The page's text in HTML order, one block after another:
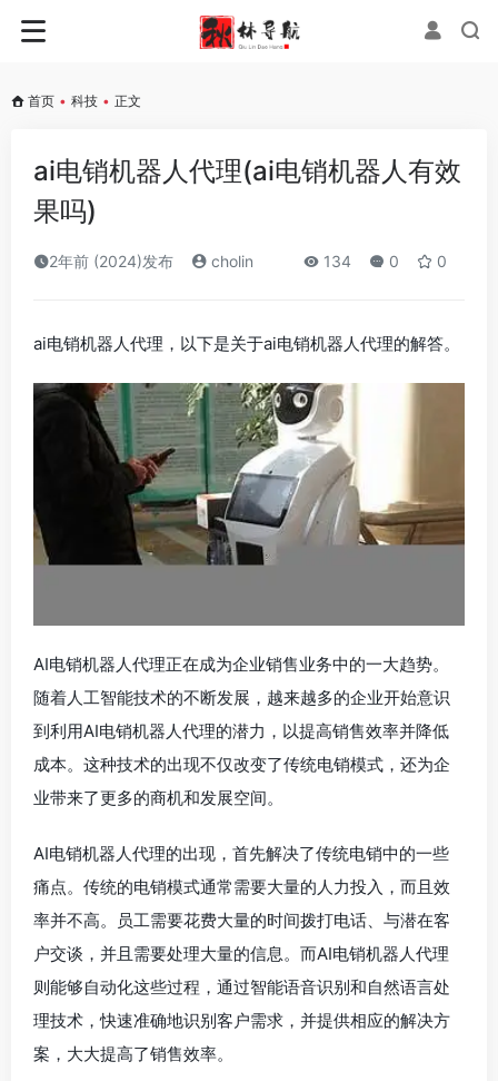
首页 • 科技 • 正文
ai电销机器人代理(ai电销机器人有效
果吗)
2年前 (2024)发布 cholin 134 0 0
ai电销机器人代理，以下是关于ai电销机器人代理的解答。
AI电销机器人代理正在成为企业销售业务中的一大趋势。
随着人工智能技术的不断发展，越来越多的企业开始意识
到利用AI电销机器人代理的潜力，以提高销售效率并降低
成本。这种技术的出现不仅改变了传统电销模式，还为企
业带来了更多的商机和发展空间。
AI电销机器人代理的出现，首先解决了传统电销中的一些
痛点。传统的电销模式通常需要大量的人力投入，而且效
率并不高。员工需要花费大量的时间拨打电话、与潜在客
户交谈，并且需要处理大量的信息。而AI电销机器人代理
则能够自动化这些过程，通过智能语音识别和自然语言处
理技术，快速准确地识别客户需求，并提供相应的解决方
案，大大提高了销售效率。